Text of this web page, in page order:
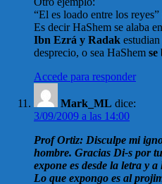
“El es loado entre los
Es decir HaShem se alaba
Ibn Ezrá y Radak
desprecio, o sea HaShem se
Accede para responder
Mark_ML dice:
3/09/2009 a las 14:00
Prof Ortiz: Disculpe mi
hombre. Gracias Di-s por
expone es desde la letra y
Lo que expongo es al